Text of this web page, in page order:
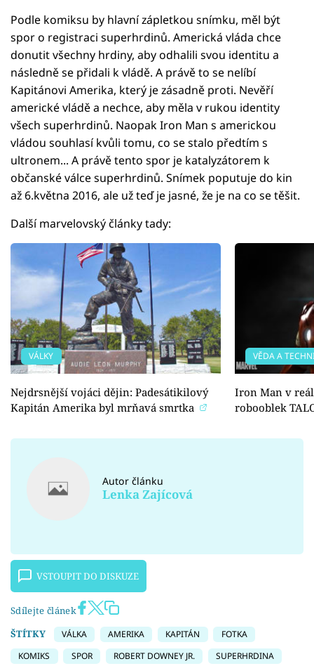
Podle komiksu by hlavní zápletkou snímku, měl být
spor o registraci superhrdinů. Americká vláda chce
donutit všechny hrdiny, aby odhalili svou identitu a
následně se přidali k vládě. A právě to se nelíbí
Kapitánovi Amerika, který je zásadně proti. Nevěří
americké vládě a nechce, aby měla v rukou identity
všech superhrdinů. Naopak Iron Man s americkou
vládou souhlasí kvůli tomu, co se stalo předtím s
ultronem... A právě tento spor je katalyzátorem k
občanské válce superhrdinů. Snímek poputuje do kin
až 6.května 2016, ale už teď je jasné, že je na co se těšit.
Další marvelovský články tady:
VÁLKY
Nejdrsnější vojáci dějin: Padesátikilový
Kapitán Amerika byl mrňavá smrtka
VĚDA A
Iron Man v
robooblek
Autor článku
Lenka Zajícová
VSTOUPIT DO DISKUZE
Sdílejte článek
ŠTÍTKY
VÁLKA AMERIKA KAPITÁN
FOTKA
KOMIKS
SPOR ROBERT DOWNEY JR. SUPERHRDINA